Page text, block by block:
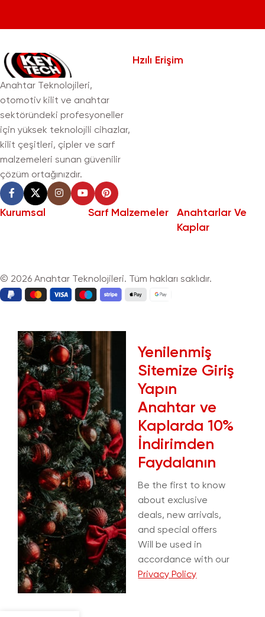
Anahtar Teknolojileri,
otomotiv kilit ve anahtar
sektöründeki profesyoneller
için yüksek teknolojili cihazlar,
kilit çeşitleri, çipler ve sarf
malzemeleri sunan güvenilir
çözüm ortağınızdır.
Hzılı Erişim
Kurumsal Sarf Malzemeler
Anahtarlar Ve
Kaplar
© 2026 Anahtar Teknolojileri. Tüm hakları saklıdır.
Yenilenmiş
Sitemize Giriş
Yapın
Anahtar ve
Kaplarda 10%
İndirimden
Faydalanın
Be the first to know
about exclusive
deals, new arrivals,
and special offers
Will be used in
accordance with our
Privacy Policy